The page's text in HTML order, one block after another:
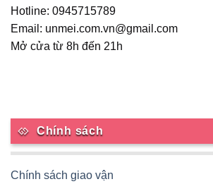
Hotline: 0945715789
Email: unmei.com.vn@gmail.com
Mở cửa từ 8h đến 21h
Chính sách
Chính sách giao vận